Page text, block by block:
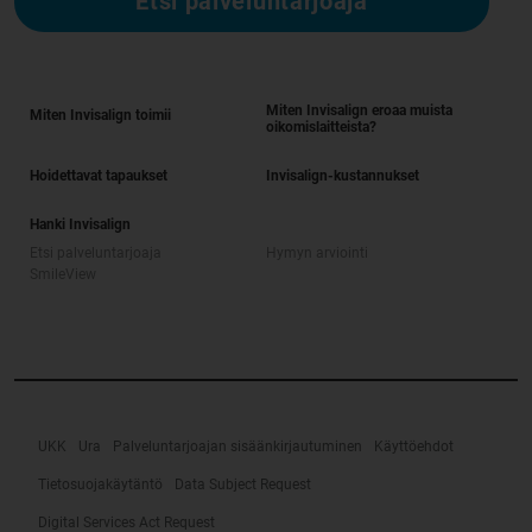
Miten Invisalign toimii
Miten Invisalign eroaa muista
oikomislaitteista?
Hoidettavat tapaukset Invisalign-kustannukset
Hanki Invisalign
UKK Ura Palveluntarjoajan sisäänkirjautuminen Käyttöehdot
Tietosuojakäytäntö Data Subject Request
Digital Services Act Request